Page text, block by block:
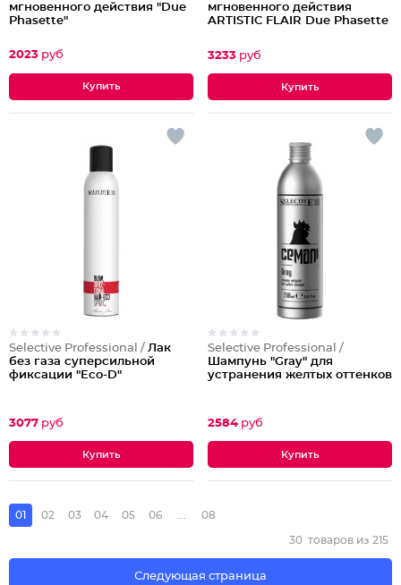
мгновенного действия "Due
Phasette"
2023 руб
мгновенного действия
ARTISTIC FLAIR Due Phasette
3233 руб
Selective Professional / Лак
без газа суперсильной
фиксации "Eсo-D"
3077 руб
Selective Professional /
Шампунь "Gray" для
устранения желтых оттенков
2584 руб
01 02 03 04 05 06 08
Следующая страница
30 товаров из 215